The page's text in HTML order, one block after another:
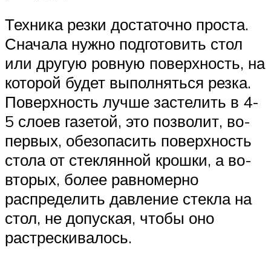
Техника резки достаточно проста.
Сначала нужно подготовить стол
или другую ровную поверхность, на
которой будет выполняться резка.
Поверхность лучше застелить в 4-
5 слоев газетой, это позволит, во-
первых, обезопасить поверхность
стола от стеклянной крошки, а во-
вторых, более равномерно
распределить давление стекла на
стол, не допуская, чтобы оно
растрескивалось.